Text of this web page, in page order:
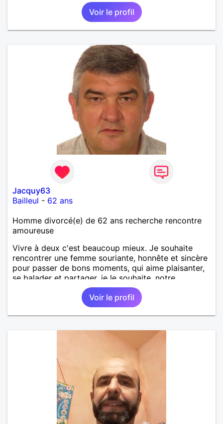
Voir le profil
Jacquy63
Bailleul - 62 ans
Homme divorcé(e) de 62 ans recherche rencontre
amoureuse
Vivre à deux c'est beaucoup mieux. Je souhaite
rencontrer une femme souriante, honnête et sincère
pour passer de bons moments, qui aime plaisanter,
se balader et partager, je le souhaite, notre
complicité. J'aime beaucoup les chantiers de
randonnée pour se défouler, se relaxer, se détendre
et finalement prendre du bon temps. C'est difficile
de tout dire en quelques lignes. En revanche, vous
Voir le profil